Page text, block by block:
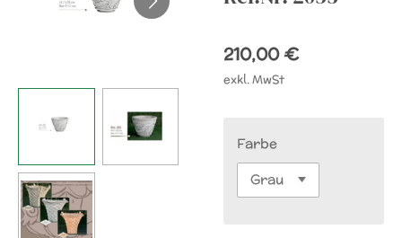
210,00 €
exkl. MwSt
Farbe